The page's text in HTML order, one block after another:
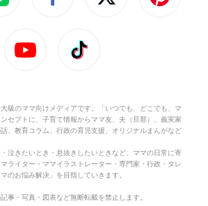
級のママ向けメディアです。「いつでも、どこでも、マ
セプトに、子育て情報からママ友、夫（旦那）、義実家
話、教育コラム、行政の育児支援、オリジナルまんがなど
泣きたいとき・息抜きしたいときなど、ママの日常に寄
ライター・ママイラストレーター・専門家・行政・タレ
のお悩み解決」を目指していきます。
事・写真・図表など無断転載を禁止します。